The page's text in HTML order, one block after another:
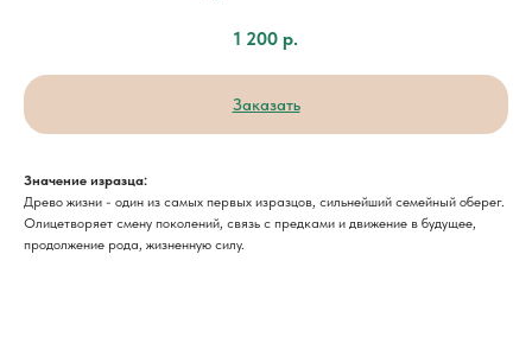
1 200 р.
Заказать
Значение изразца:
Древо жизни - один из самых первых изразцов, сильнейший семейный оберег.
Олицетворяет смену поколений, связь с предками и движение в будущее,
продолжение рода, жизненную силу.